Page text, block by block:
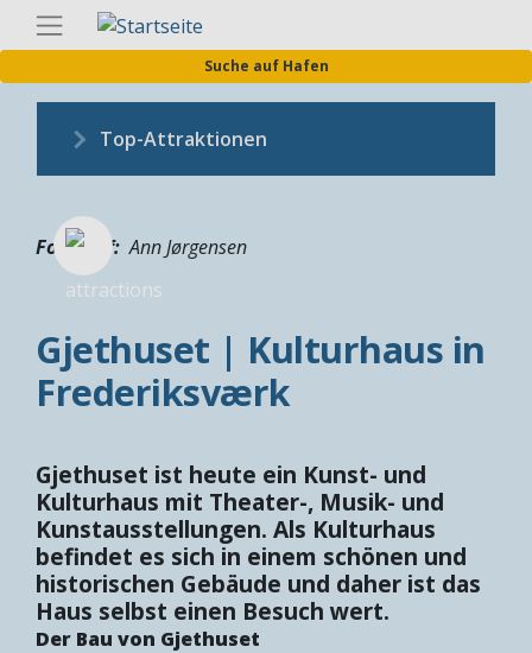
Direkt
zum
Suche auf Hafen
Top-Attraktionen
Fotograf Ann Jørgensen
Gjethuset | Kulturhaus in
Frederiksværk
Gjethuset ist heute ein Kunst- und
Kulturhaus mit Theater-, Musik- und
Kunstausstellungen. Als Kulturhaus
befindet es sich in einem schönen und
historischen Gebäude und daher ist das
Haus selbst einen Besuch wert.
Der Bau von Gjethuset